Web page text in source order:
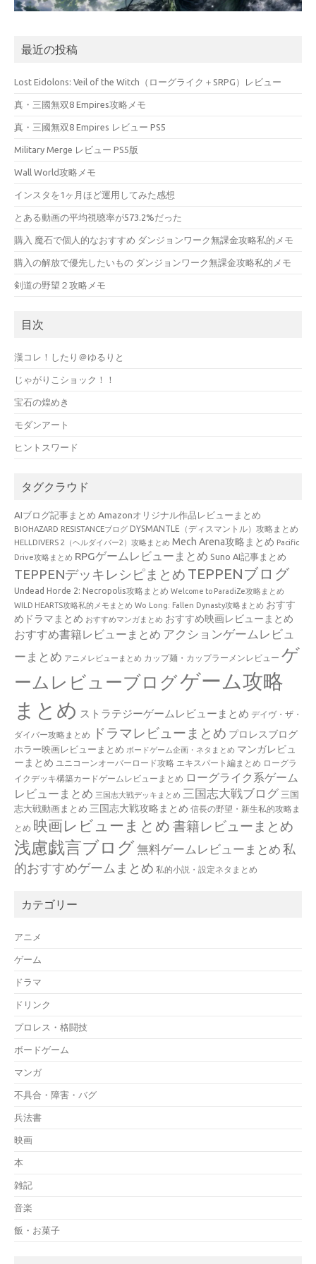
最近の投稿
Lost Eidolons: Veil of the Witch（ローグライク＋SRPG）レビュー
真・三國無双8 Empires攻略メモ
真・三國無双8 Empires レビュー PS5
Military Merge レビュー PS5版
Wall World攻略メモ
インスタを1ヶ月ほど運用してみた感想
とある動画の平均視聴率が573.2%だった
購入 魔石で個人的なおすすめ ダンジョンワーク無課金攻略私的メモ
購入の解放で優先したいもの ダンジョンワーク無課金攻略私的メモ
剣道の野望２攻略メモ
目次
漢コレ！したり＠ゆるりと
じゃがりこショック！！
宝石の煌めき
モダンアート
ヒントスワード
タグクラウド
AIブログ記事まとめ Amazonオリジナル作品レビューまとめ
BIOHAZARD RESISTANCEブログ DYSMANTLE（ディスマントル）攻略まとめ
HELLDIVERS 2（ヘルダイバー2）攻略まとめ Mech Arena攻略まとめ Pacific
Drive攻略まとめ RPGゲームレビューまとめ Suno AI記事まとめ
TEPPENデッキレシピまとめ TEPPENブログ
Undead Horde 2: Necropolis攻略まとめ Welcome to ParadiZe攻略まとめ
WILD HEARTS攻略私的メモまとめ Wo Long: Fallen Dynasty攻略まとめ おすす
めドラマまとめ おすすめマンガまとめ おすすめ映画レビューまとめ
おすすめ書籍レビューまとめ アクションゲームレビュ
ーまとめ アニメレビューまとめ カップ麺・カップラーメンレビュー ゲ
ームレビューブログゲーム攻略
まとめ ストラテジーゲームレビューまとめ デイヴ・ザ・
ダイバー攻略まとめ ドラマレビューまとめ プロレスブログ
ホラー映画レビューまとめ ボードゲーム企画・ネタまとめ マンガレビュ
ーまとめ ユニコーンオーバーロード攻略 エキスパート編まとめ ローグラ
イクデッキ構築カードゲームレビューまとめ ローグライク系ゲーム
レビューまとめ 三国志大戦デッキまとめ 三国志大戦ブログ 三国
志大戦動画まとめ 三国志大戦攻略まとめ 信長の野望・新生私的攻略ま
とめ 映画レビューまとめ 書籍レビューまとめ
浅慮戯言ブログ無料ゲームレビューまとめ 私
的おすすめゲームまとめ 私的小説・設定ネタまとめ
カテゴリー
アニメ
ゲーム
ドラマ
ドリンク
プロレス・格闘技
ボードゲーム
マンガ
不具合・障害・バグ
兵法書
映画
本
雑記
音楽
飯・お菓子